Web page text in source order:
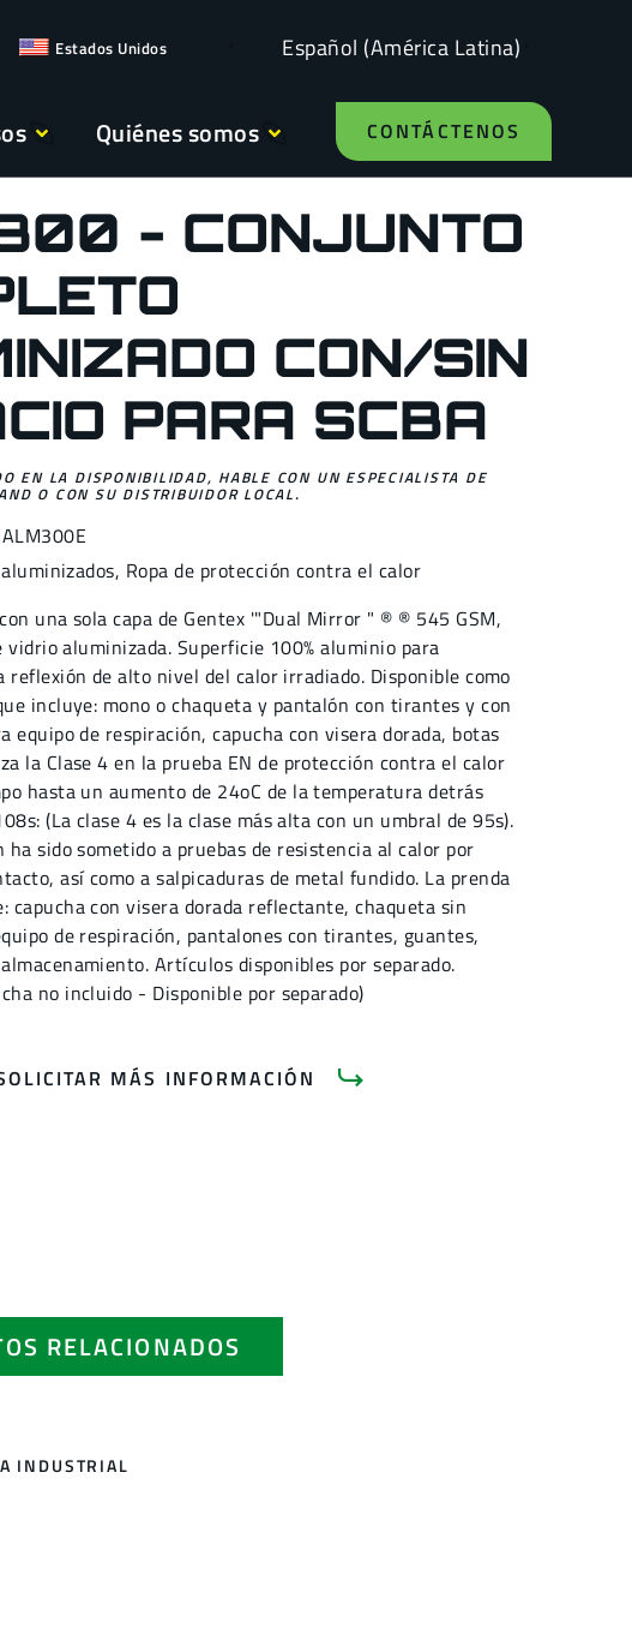
Estados Unidos Español (América Latina)
Quiénes somos CONTÁCTENOS
- CONJUNTO
CON/SIN
PARA SCBA
EN LA DISPONIBILIDAD, HABLE CON UN ESPECIALISTA DE
O CON SU DISTRIBUIDOR LOCAL.
ALM300E
, Ropa de protección contra el calor
una sola capa de Gentex '"Dual Mirror " ® ® 545 GSM,
aluminizada. Superficie 100% aluminio para
reflexión de alto nivel del calor irradiado. Disponible como
incluye: mono o chaqueta y pantalón con tirantes y con
equipo de respiración, capucha con visera dorada, botas
la Clase 4 en la prueba EN de protección contra el calor
hasta un aumento de 24oC de la temperatura detrás
(La clase 4 es la clase más alta con un umbral de 95s).
sido sometido a pruebas de resistencia al calor por
así como a salpicaduras de metal fundido. La prenda
capucha con visera dorada reflectante, chaqueta sin
de respiración, pantalones con tirantes, guantes,
Artículos disponibles por separado.
no incluido - Disponible por separado)
MÁS INFORMACIÓN
RELACIONADOS
INDUSTRIAL